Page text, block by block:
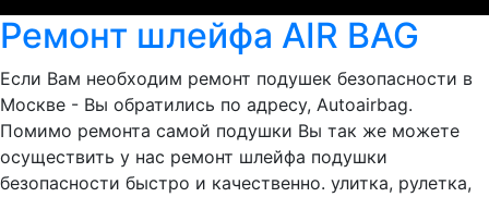
Ремонт шлейфа AIR BAG
Если Вам необходим ремонт подушек безопасности в
Москве - Вы обратились по адресу, Autoairbag.
Помимо ремонта самой подушки Вы так же можете
осуществить у нас ремонт шлейфа подушки
безопасности быстро и качественно. улитка, рулетка,